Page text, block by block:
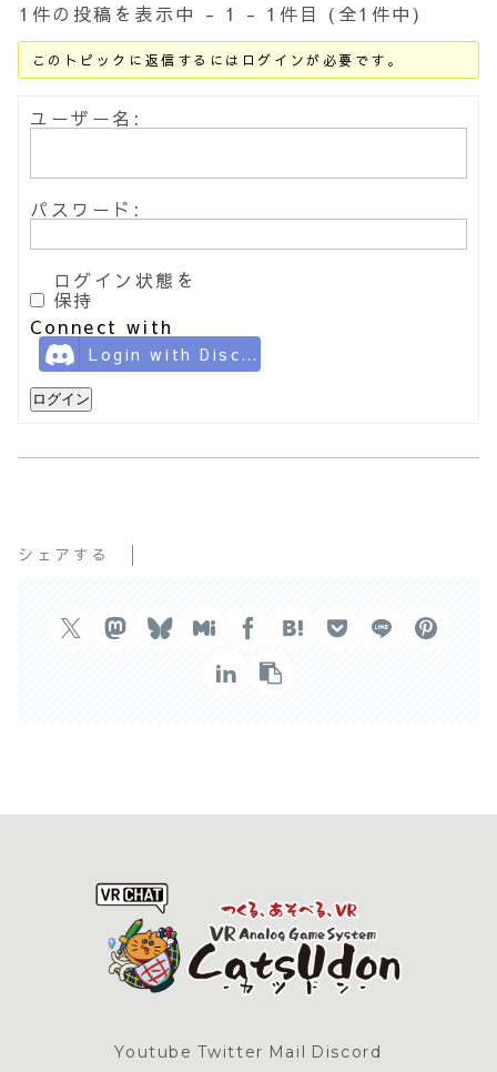
1件の投稿を表示中 - 1 - 1件目 (全1件中)
このトピックに返信するにはログインが必要です。
ユーザー名:
パスワード:
ログイン状態を
保持
Connect with
Login with Discord
ログイン
シェアする
Youtube Twitter Mail Discord